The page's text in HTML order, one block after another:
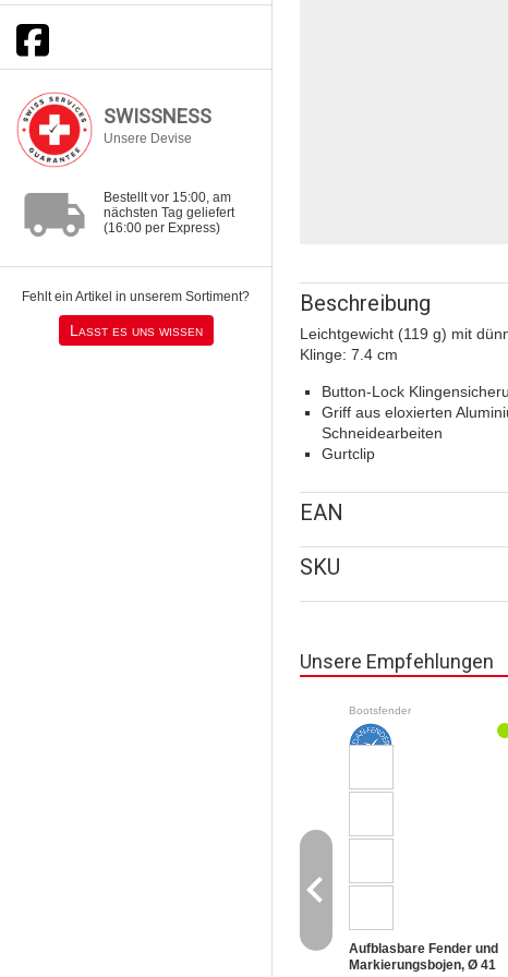
SWISSNESS
Unsere Devise
local_shipping
Bestellt vor 15:00, am
nächsten Tag geliefert
(16:00 per Express)
Fehlt ein Artikel in unserem Sortiment?
Lasst es uns wissen
Beschreibung
Leichtgewicht (119 g) mit
Klinge: 7.4 cm
Button-Lock
Griff aus eloxierten
Schneidearbeiten
Gurtclip
EAN
SKU
Unsere Empfehlungen
Bootsfender
Aufblasbare Fender und
Markierungsbojen, Ø 41
navigate_before